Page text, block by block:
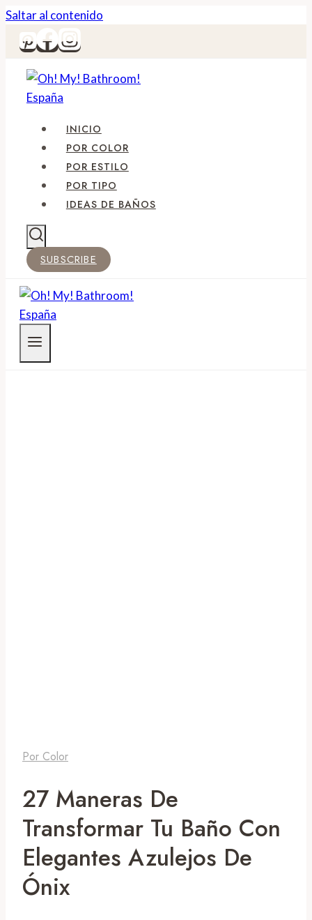
Saltar al contenido
INICIO
POR COLOR
POR ESTILO
POR TIPO
IDEAS DE BAÑOS
SUBSCRIBE
Por Color
27 Maneras De
Transformar Tu Baño Con
Elegantes Azulejos De
Ónix